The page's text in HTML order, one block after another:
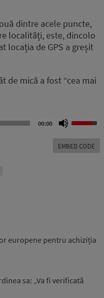
dintre acele puncte,
localități, este, dincolo
locația de GPS a greșit
de mică a fost “cea mai
00:00
Up/Down
keys
EMBED CODE
europene pentru achiziția
sa: „Va fi verificată